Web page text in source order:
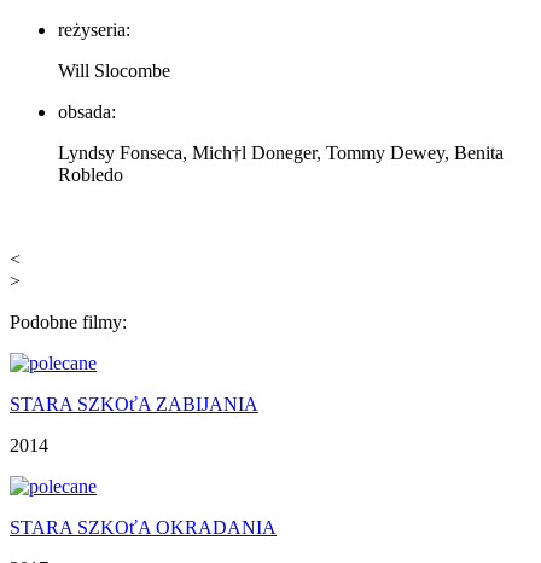
reżyseria:
Will Slocombe
obsada:
Lyndsy Fonseca, Mich†l Doneger, Tommy Dewey, Benita
Robledo
<
>
Podobne filmy:
STARA SZKOťA ZABIJANIA
2014
STARA SZKOťA OKRADANIA